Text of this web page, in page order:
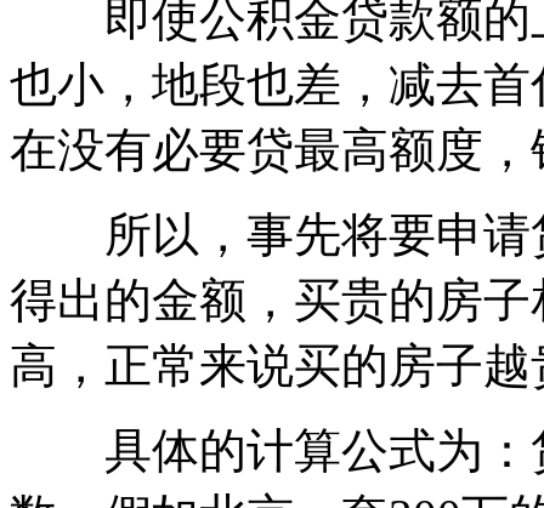
即使公积金贷款额的
也小，地段也差，减去
在没有必要贷最高额度
所以，事先将要申请
得出的金额，买贵的房
高，正常来说买的房子
具体的计算公式为：